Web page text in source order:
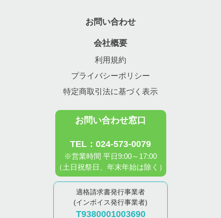
お問い合わせ
会社概要
利用規約
プライバシーポリシー
特定商取引法に基づく表示
お問い合わせ窓口
TEL：024-573-0079
※営業時間 平日9:00～17:00
（土日祝祭日、年末年始は除く）
適格請求書発行事業者
(インボイス発行事業者)
T9380001003690